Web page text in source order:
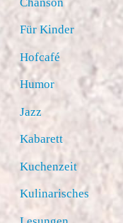
Für Kinder
Hofcafé
Humor
Jazz
Kabarett
Kuchenzeit
Kulinarisches